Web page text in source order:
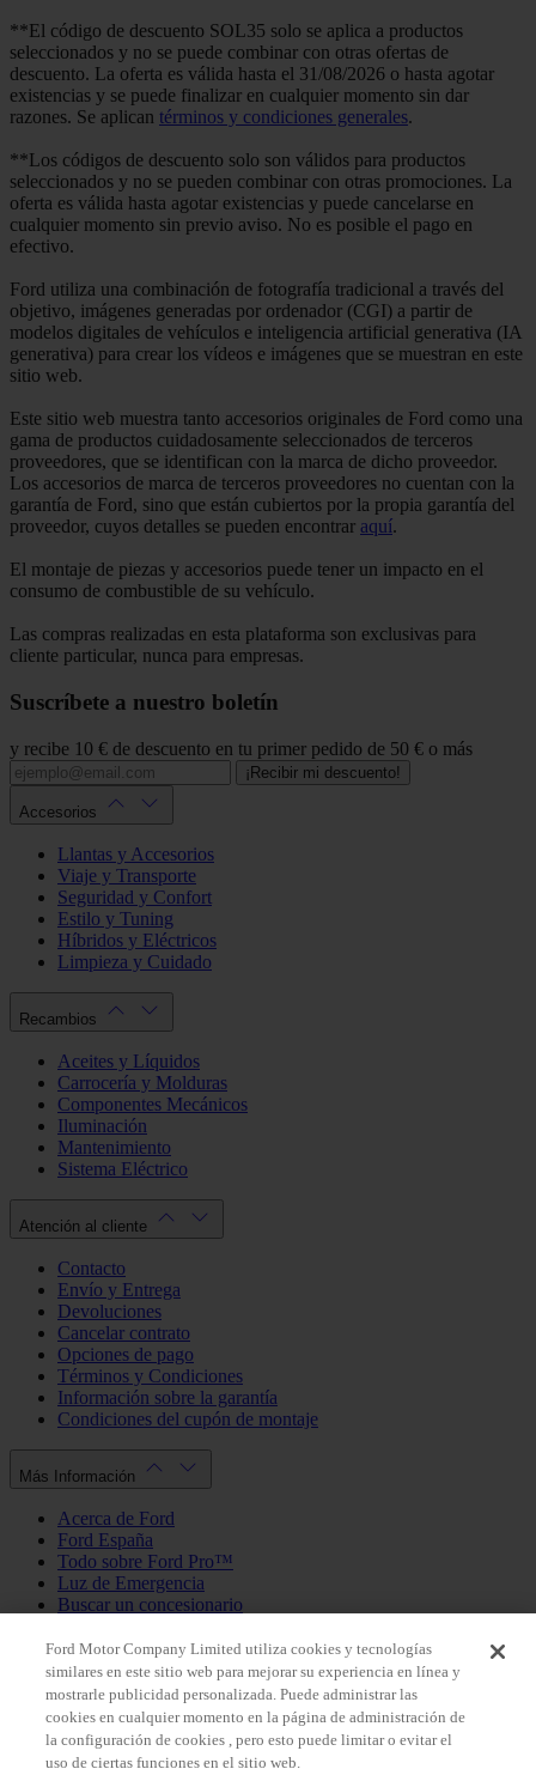
**El código de descuento SOL35 solo se aplica a productos
seleccionados y no se puede combinar con otras ofertas de
descuento. La oferta es válida hasta el 31/08/2026 o hasta agotar
existencias y se puede finalizar en cualquier momento sin dar
razones. Se aplican términos y condiciones generales.
**Los códigos de descuento solo son válidos para productos
seleccionados y no se pueden combinar con otras promociones. La
oferta es válida hasta agotar existencias y puede cancelarse en
cualquier momento sin previo aviso. No es posible el pago en
efectivo.
Ford utiliza una combinación de fotografía tradicional a través del
objetivo, imágenes generadas por ordenador (CGI) a partir de
modelos digitales de vehículos e inteligencia artificial generativa (IA
generativa) para crear los vídeos e imágenes que se muestran en este
sitio web.
Este sitio web muestra tanto accesorios originales de Ford como una
gama de productos cuidadosamente seleccionados de terceros
proveedores, que se identifican con la marca de dicho proveedor.
Los accesorios de marca de terceros proveedores no cuentan con la
garantía de Ford, sino que están cubiertos por la propia garantía del
proveedor, cuyos detalles se pueden encontrar aquí.
El montaje de piezas y accesorios puede tener un impacto en el
consumo de combustible de su vehículo.
Las compras realizadas en esta plataforma son exclusivas para
cliente particular, nunca para empresas.
Suscríbete a nuestro boletín
y recibe 10 € de descuento en tu primer pedido de 50 € o más
¡Recibir mi descuento!
Accesorios
Llantas y Accesorios
Viaje y Transporte
Seguridad y Confort
Estilo y Tuning
Híbridos y Eléctricos
Limpieza y Cuidado
Recambios
Aceites y Líquidos
Carrocería y Molduras
Componentes Mecánicos
Iluminación
Mantenimiento
Sistema Eléctrico
Atención al cliente
Contacto
Envío y Entrega
Devoluciones
Cancelar contrato
Opciones de pago
Términos y Condiciones
Información sobre la garantía
Condiciones del cupón de montaje
Más Información
Acerca de Ford
Ford España
Todo sobre Ford Pro™
Luz de Emergencia
Buscar un concesionario
Política de privacidad
Mi Cuenta
Iniciar sesión / Registrarse
Ford Motor Company Limited utiliza cookies y tecnologías
similares en este sitio web para mejorar su experiencia en línea y
mostrarle publicidad personalizada. Puede administrar las
cookies en cualquier momento en la página de administración de
la configuración de cookies , pero esto puede limitar o evitar el
uso de ciertas funciones en el sitio web.